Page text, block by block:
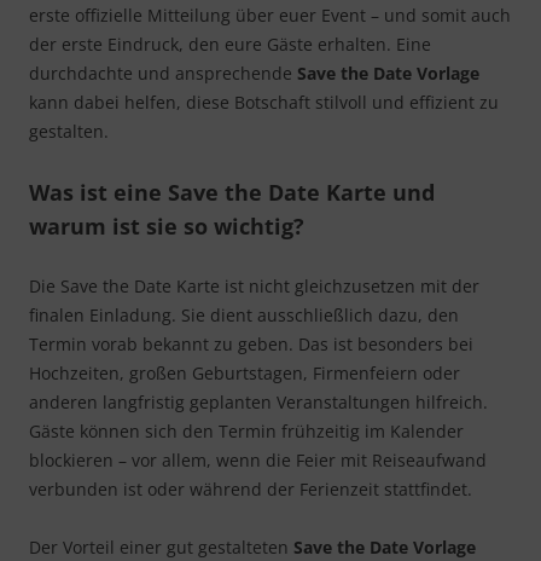
erste offizielle Mitteilung über euer Event – und somit auch
der erste Eindruck, den eure Gäste erhalten. Eine
durchdachte und ansprechende Save the Date Vorlage
kann dabei helfen, diese Botschaft stilvoll und effizient zu
gestalten.
Was ist eine Save the Date Karte und
warum ist sie so wichtig?
Die Save the Date Karte ist nicht gleichzusetzen mit der
finalen Einladung. Sie dient ausschließlich dazu, den
Termin vorab bekannt zu geben. Das ist besonders bei
Hochzeiten, großen Geburtstagen, Firmenfeiern oder
anderen langfristig geplanten Veranstaltungen hilfreich.
Gäste können sich den Termin frühzeitig im Kalender
blockieren – vor allem, wenn die Feier mit Reiseaufwand
verbunden ist oder während der Ferienzeit stattfindet.
Der Vorteil einer gut gestalteten Save the Date Vorlage